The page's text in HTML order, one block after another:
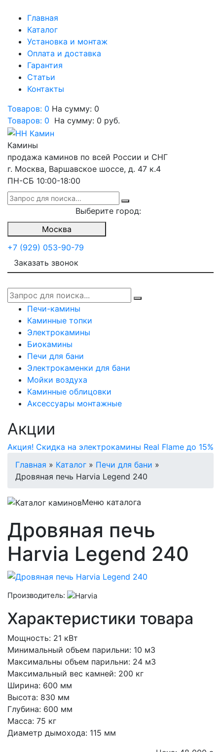
Главная
Каталог
Установка и монтаж
Оплата и доставка
Гарантия
Статьи
Контакты
Товаров: 0 На сумму: 0
Товаров: 0 На сумму: 0 руб.
Камины
продажа каминов по всей России и СНГ
г. Москва, Варшавское шоссе, д. 47 к.4
ПН-СБ 10:00-18:00
Выберите город:
Москва
+7 (929) 053-90-79
Заказать звонок
Печи-камины
Каминные топки
Электрокамины
Биокамины
Печи для бани
Электрокаменки для бани
Мойки воздуха
Каминные облицовки
Аксессуары монтажные
Акции
Акция! Скидка на электрокамины Real Flame до 15%
Главная » Каталог » Печи для бани »
Дровяная печь Harvia Legend 240
Меню каталога
Дровяная печь
Harvia Legend 240
Производитель:
Характеристики товара
Мощность: 21 кВт
Минимальный объем парильни: 10 м3
Максимальны объем парильни: 24 м3
Максимальный вес камней: 200 кг
Ширина: 600 мм
Высота: 830 мм
Глубина: 600 мм
Масса: 75 кг
Диаметр дымохода: 115 мм